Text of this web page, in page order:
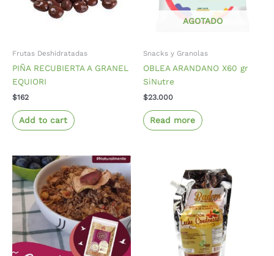
Frutas Deshidratadas
PIÑA RECUBIERTA A GRANEL
EQUIORI
$162
Add to cart
AGOTADO
Snacks y Granolas
OBLEA ARANDANO X60 gr
SiNutre
$23.000
Read more